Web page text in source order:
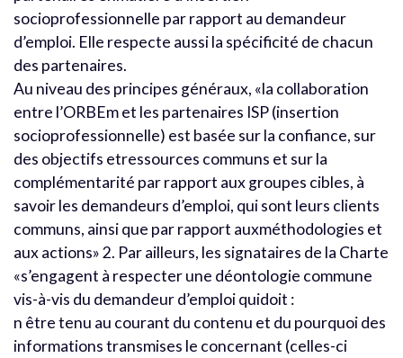
socioprofessionnelle par rapport au demandeur
d’emploi. Elle respecte aussi la spécificité de chacun
des partenaires.
Au niveau des principes généraux, «la collaboration
entre l’ORBEm et les partenaires ISP (insertion
socioprofessionnelle) est basée sur la confiance, sur
des objectifs etressources communs et sur la
complémentarité par rapport aux groupes cibles, à
savoir les demandeurs d’emploi, qui sont leurs clients
communs, ainsi que par rapport auxméthodologies et
aux actions» 2. Par ailleurs, les signataires de la Charte
«s’engagent à respecter une déontologie commune
vis-à-vis du demandeur d’emploi quidoit :
n être tenu au courant du contenu et du pourquoi des
informations transmises le concernant (celles-ci